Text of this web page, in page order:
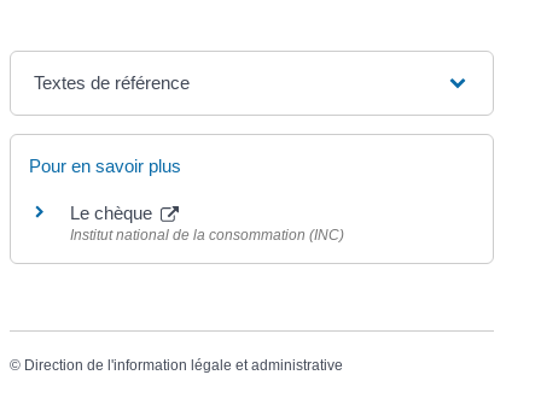
Textes de référence
Pour en savoir plus
Le chèque
Institut national de la consommation (INC)
© Direction de l'information légale et administrative